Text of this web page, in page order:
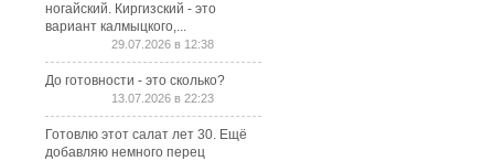
ногайский. Киргизский - это
вариант калмыцкого,...
29.07.2026 в 12:38
До готовности - это сколько?
13.07.2026 в 22:23
Готовлю этот салат лет 30. Ещё
добавляю немного перец